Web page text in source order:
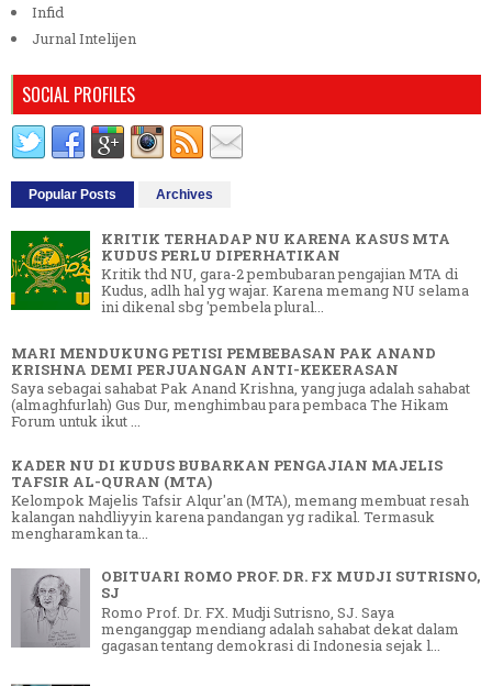
Infid
Jurnal Intelijen
SOCIAL PROFILES
Popular Posts Archives
KRITIK TERHADAP NU KARENA KASUS MTA
KUDUS PERLU DIPERHATIKAN
Kritik thd NU, gara-2 pembubaran pengajian MTA di
Kudus, adlh hal yg wajar. Karena memang NU selama
ini dikenal sbg 'pembela plural...
MARI MENDUKUNG PETISI PEMBEBASAN PAK ANAND
KRISHNA DEMI PERJUANGAN ANTI-KEKERASAN
Saya sebagai sahabat Pak Anand Krishna, yang juga adalah sahabat
(almaghfurlah) Gus Dur, menghimbau para pembaca The Hikam
Forum untuk ikut ...
KADER NU DI KUDUS BUBARKAN PENGAJIAN MAJELIS
TAFSIR AL-QURAN (MTA)
Kelompok Majelis Tafsir Alqur'an (MTA), memang membuat resah
kalangan nahdliyyin karena pandangan yg radikal. Termasuk
mengharamkan ta...
OBITUARI ROMO PROF. DR. FX MUDJI SUTRISNO,
SJ
Romo Prof. Dr. FX. Mudji Sutrisno, SJ. Saya
menganggap mendiang adalah sahabat dekat dalam
gagasan tentang demokrasi di Indonesia sejak l...